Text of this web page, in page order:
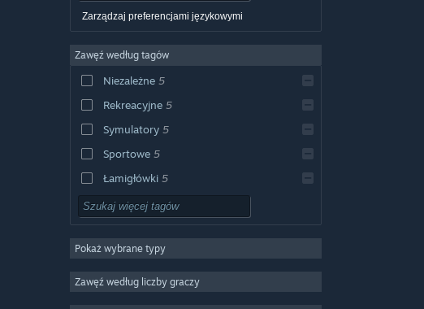
Zarządzaj preferencjami językowymi
Zawęź według tagów
Niezależne 5
Rekreacyjne 5
Symulatory 5
Sportowe 5
Łamigłówki 5
2D 5
Familijne 5
Logiczne
5
Pokaż wybrane typy
Zawęź według liczby graczy